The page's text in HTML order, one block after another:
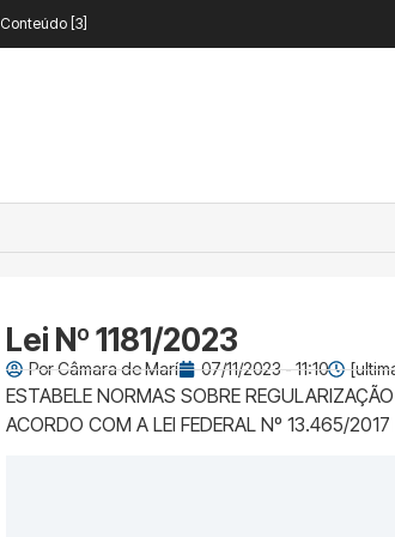
Conteúdo [3]
Lei Nº 1181/2023
PorCâmara de Marí 07/11/2023 - 11:10
ESTABELE NORMAS SOBRE
ACORDO COM A LEI FEDERAL Nº 13.465/